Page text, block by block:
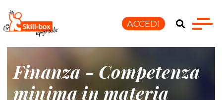
ACCEDI
Finanza - Competenza
minima in materia